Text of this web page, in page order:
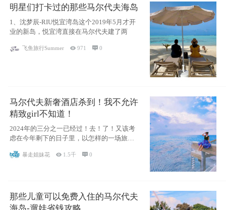
明星们打卡过的那些马尔代夫海岛
1、沈梦辰-RIU悦宜湾岛这个2019年5月才开
业的新岛，悦宜湾直接在马尔代夫建了两
飞鱼旅行Summer 971 0
马尔代夫新奢酒店杀到！我不允许
精致girl不知道！
2024年的三分之一已经过！去！了！又该考
虑在今年剩下的日子里，以怎样的一场旅行
暴走姐妹花  1.5千 0
那些儿童可以免费入住的马尔代夫